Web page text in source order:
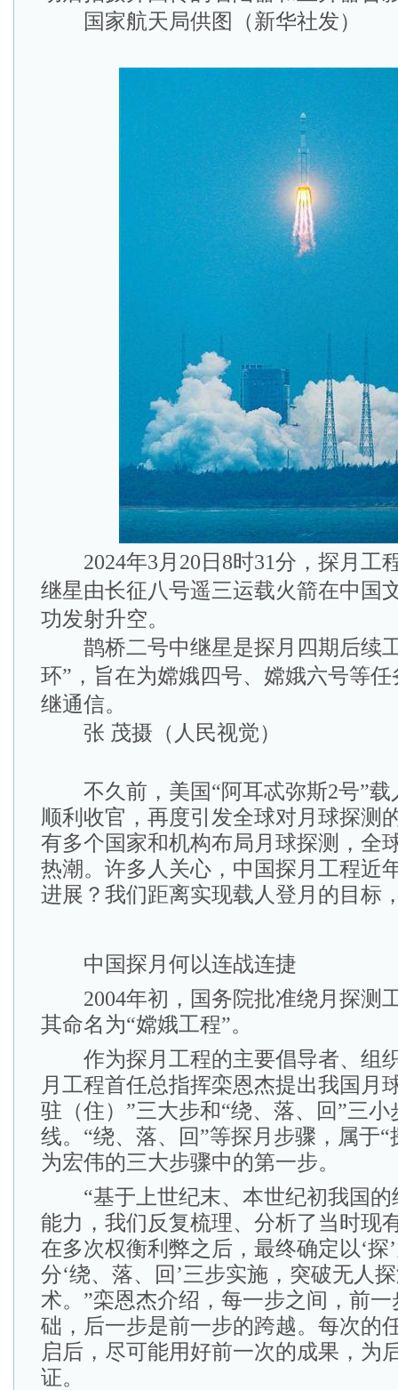
国家航天局供图（新华社发）
2024年3月20日8时31分，探月工
继星由长征八号遥三运载火箭在中国
功发射升空。
鹊桥二号中继星是探月四期后续
环”，旨在为嫦娥四号、嫦娥六号等
继通信。
张 茂摄（人民视觉）
不久前，美国“阿耳忒弥斯2号”载
顺利收官，再度引发全球对月球探测
有多个国家和机构布局月球探测，全
热潮。许多人关心，中国探月工程近
进展？我们距离实现载人登月的目标
中国探月何以连战连捷
2004年初，国务院批准绕月探测
其命名为“嫦娥工程”。
作为探月工程的主要倡导者、组
月工程首任总指挥栾恩杰提出我国月
驻（住）”三大步和“绕、落、回”三
线。“绕、落、回”等探月步骤，属于
为宏伟的三大步骤中的第一步。
“基于上世纪末、本世纪初我国的
能力，我们反复梳理、分析了当时现
在多次权衡利弊之后，最终确定以‘探
分‘绕、落、回’三步实施，突破无人
术。”栾恩杰介绍，每一步之间，前
础，后一步是前一步的跨越。每次的
启后，尽可能用好前一次的成果，为
证。